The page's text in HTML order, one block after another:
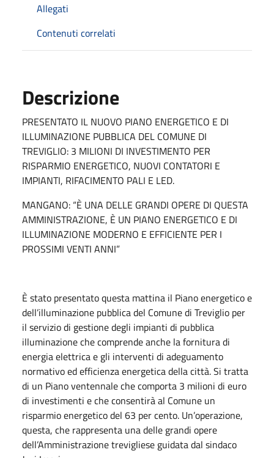
Allegati
Contenuti correlati
Descrizione
PRESENTATO IL NUOVO PIANO ENERGETICO E DI
ILLUMINAZIONE PUBBLICA DEL COMUNE DI
TREVIGLIO: 3 MILIONI DI INVESTIMENTO PER
RISPARMIO ENERGETICO, NUOVI CONTATORI E
IMPIANTI, RIFACIMENTO PALI E LED.
MANGANO: “È UNA DELLE GRANDI OPERE DI QUESTA
AMMINISTRAZIONE, È UN PIANO ENERGETICO E DI
ILLUMINAZIONE MODERNO E EFFICIENTE PER I
PROSSIMI VENTI ANNI”
È stato presentato questa mattina il Piano energetico e
dell’illuminazione pubblica del Comune di Treviglio per
il servizio di gestione degli impianti di pubblica
illuminazione che comprende anche la fornitura di
energia elettrica e gli interventi di adeguamento
normativo ed efficienza energetica della città. Si tratta
di un Piano ventennale che comporta 3 milioni di euro
di investimenti e che consentirà al Comune un
risparmio energetico del 63 per cento. Un’operazione,
questa, che rappresenta una delle grandi opere
dell’Amministrazione trevigliese guidata dal sindaco